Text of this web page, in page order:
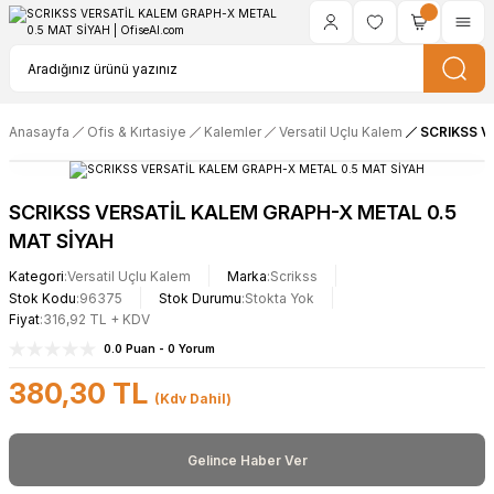
Anasayfa Ofis & Kırtasiye Kalemler Versatil Uçlu Kalem SCRIKSS
SCRIKSS VERSATİL KALEM GRAPH-X METAL 0.5
MAT SİYAH
Kategori Versatil Uçlu Kalem Marka Scrikss
Stok Kodu 96375 Stok Durumu Stokta Yok
Fiyat 316,92 TL + KDV
0.0 Puan - 0 Yorum
380,30 TL (Kdv Dahil)
Gelince Haber Ver